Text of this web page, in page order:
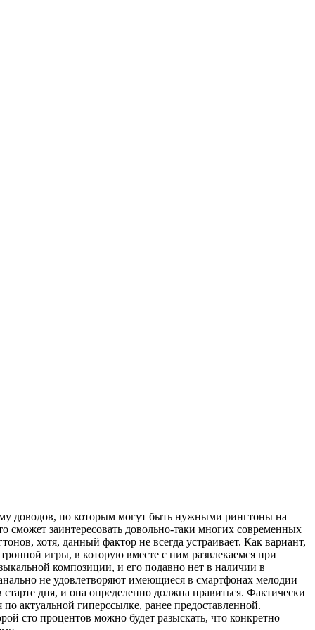
доводов, по которым могут быть нужными рингтоны на
сможет заинтересовать довольно-таки многих современных
хотя, данный фактор не всегда устраивает. Как вариант,
игры, в которую вместе с ним развлекаемся при
композиции, и его подавно нет в наличии в
не удовлетворяют имеющиеся в смартфонах мелодии
дня, и она определенно должна нравиться. Фактически
актуальной гиперссылке, ранее предоставленной.
сто процентов можно будет разыскать, что конкретно